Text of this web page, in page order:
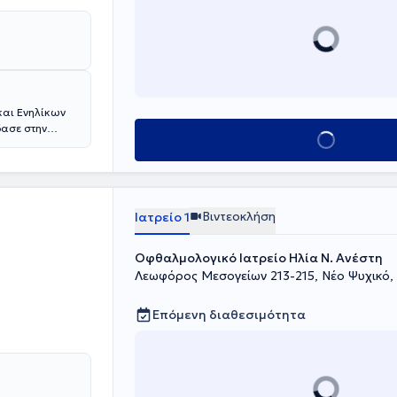
Ενηλίκων
στην
Γενικό
Ομάδα
κ. Μ.
Είναι
με
το πιο
με
ΝΤΥΝΑΝ", της
«ΟΜΜΑ»
26
καθώς
Κλείσε ραντεβού
Ιατρείο 1 Βιντεοκλήση
Οφθαλμολογικό Ιατρείο Ηλία Ν. Ανέστη
Λεωφόρος Μεσογείων 213-215, Νέο
Επόμενη διαθεσιμότητα